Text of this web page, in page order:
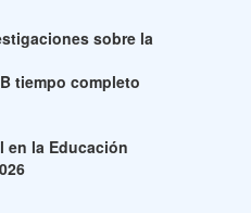
sobre la
tiempo completo
en la Educación